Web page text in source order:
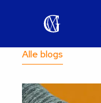
Alle blogs